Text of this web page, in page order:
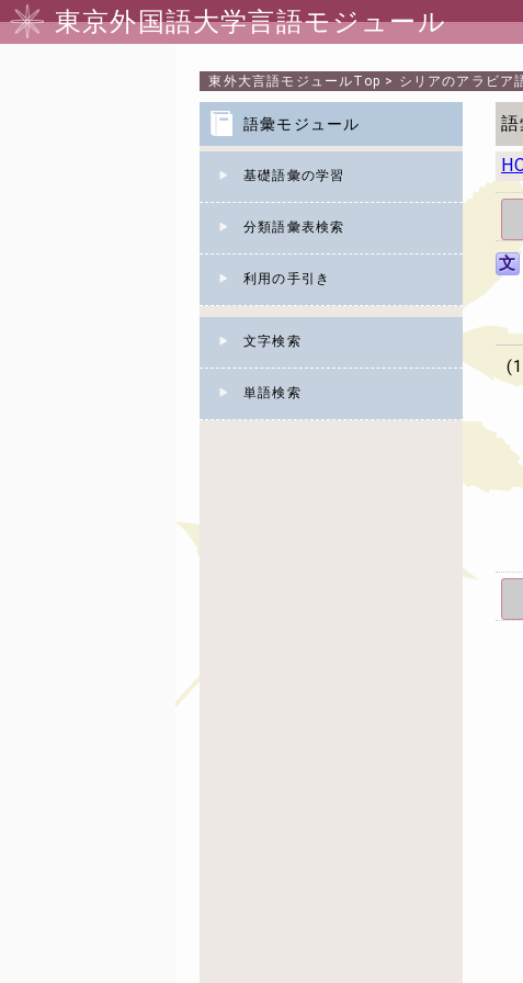
東京外国語大学言語モジュール
東外大言語モジュールTop > シリアのアラビア
語彙モジュール
基礎語彙の学習
分類語彙表検索
利用の手引き
文字検索
単語検索
語
文